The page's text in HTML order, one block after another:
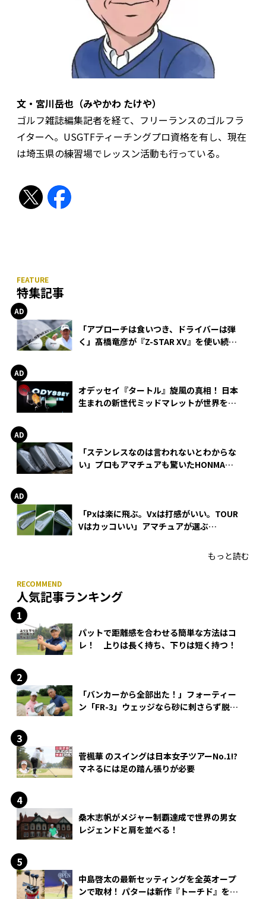
文・宮川岳也（みやかわ たけや）
ゴルフ雑誌編集記者を経て、フリーランスのゴルフラ
イターへ。USGTFティーチングプロ資格を有し、現在
は埼玉県の練習場でレッスン活動も行っている。
特集記事
「アプローチは食いつき、ドライバーは弾
く」髙橋竜彦が『Z-STAR XV』を使い続け
オデッセイ『タートル』旋風の真相！ 日本
生まれの新世代ミッドマレットが世界を席
「ステンレスなのは言われないとわからな
い」プロもアマチュアも驚いたHONMA
「Pxは楽に飛ぶ。Vxは打感がいい。TOUR
Vはカッコいい」アマチュアが選ぶ
もっと読む
人気記事ランキング
パットで距離感を合わせる簡単な方法はコ
レ！ 上りは長く持ち、下りは短く持つ！
「バンカーから全部出た！」フォーティー
ン「FR-3」ウェッジなら砂に刺さらず脱出
菅楓華 のスイングは日本女子ツアーNo.1!?
マネるには足の踏ん張りが必要
桑木志帆がメジャー制覇達成で世界の男女
レジェンドと肩を並べる！
中島啓太の最新セッティングを全英オープ
ンで取材！ パターは新作『トーチド』を投